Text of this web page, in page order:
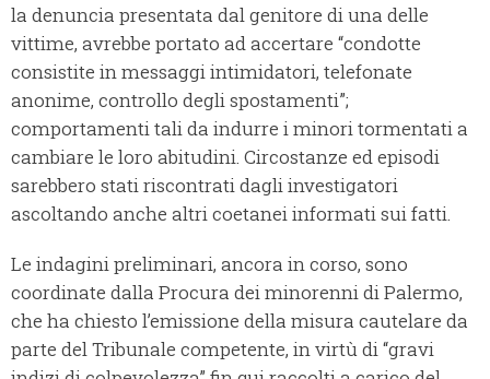
la denuncia presentata dal genitore di una delle
vittime, avrebbe portato ad accertare “condotte
consistite in messaggi intimidatori, telefonate
anonime, controllo degli spostamenti”;
comportamenti tali da indurre i minori tormentati a
cambiare le loro abitudini. Circostanze ed episodi
sarebbero stati riscontrati dagli investigatori
ascoltando anche altri coetanei informati sui fatti.
Le indagini preliminari, ancora in corso, sono
coordinate dalla Procura dei minorenni di Palermo,
che ha chiesto l’emissione della misura cautelare da
parte del Tribunale competente, in virtù di “gravi